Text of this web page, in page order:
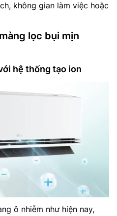
không gian làm việc hoặc
lọc bụi mịn
hệ thống tạo ion
ô nhiễm như hiện nay,